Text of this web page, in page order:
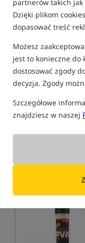
partnerów takich jak
Dzięki plikom
dopasować treść
Możesz
jest to konieczne do
dostosować zgody
decyzja. Zgody
Szczegółowe
znajdziesz w naszej
Small